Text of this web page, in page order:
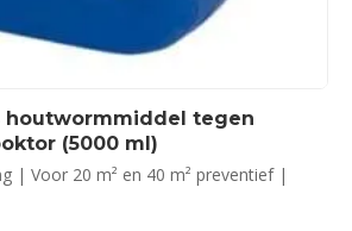
houtwormmiddel tegen
(5000 ml)
| Voor 20 m² en 40 m² preventief |